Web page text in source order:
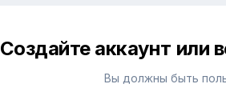
Создайте аккаунт или
Вы должны быть